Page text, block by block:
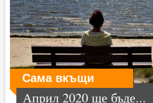
Сама вкъщи
Април 2020 ще бъде...